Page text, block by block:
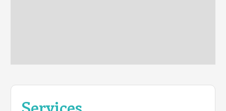
villa et de ses environs de marigot, elle offre une
Cévennes Mont-Lozère.
conçue pour le confort et la praticité.
Services